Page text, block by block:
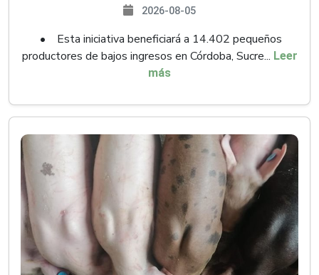
2026-08-05
• Esta iniciativa beneficiará a 14.402 pequeños
productores de bajos ingresos en Córdoba, Sucre... Leer
más